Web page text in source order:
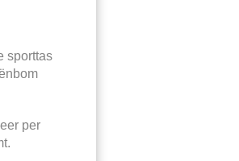
sporttas
per